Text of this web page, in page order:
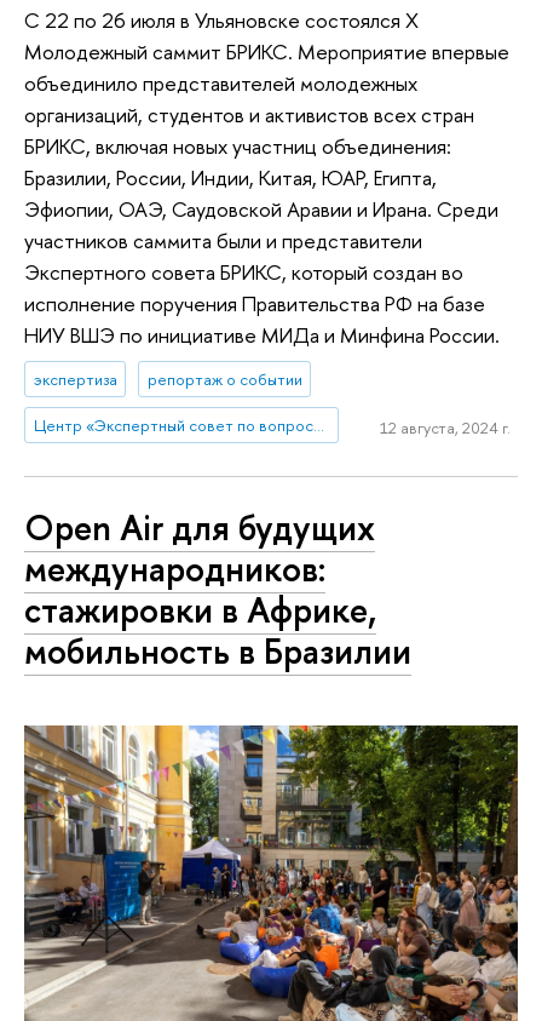
С 22 по 26 июля в Ульяновске состоялся X
Молодежный саммит БРИКС. Мероприятие впервые
объединило представителей молодежных
организаций, студентов и активистов всех стран
БРИКС, включая новых участниц объединения:
Бразилии, России, Индии, Китая, ЮАР, Египта,
Эфиопии, ОАЭ, Саудовской Аравии и Ирана. Среди
участников саммита были и представители
Экспертного совета БРИКС, который создан во
исполнение поручения Правительства РФ на базе
НИУ ВШЭ по инициативе МИДа и Минфина России.
экспертиза репортаж о событии
Центр «Экспертный совет по вопросам участия Российской Федерации в объединении БРИКС» 12 августа, 2024 г.
Open Air для будущих
международников:
стажировки в Африке,
мобильность в Бразилии